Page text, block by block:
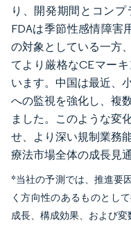
り、開発期間とコンプ
FDAは季節性感情障害
の対象としている一方
てより厳格なCEマー
います。中国は最近、
への監視を強化し、複
ました。このような変
せ、より深い規制業務
療法市場全体の成長見
*当社の予測では、推進要
く方向性のあるものとし
成長、構成効果、および変